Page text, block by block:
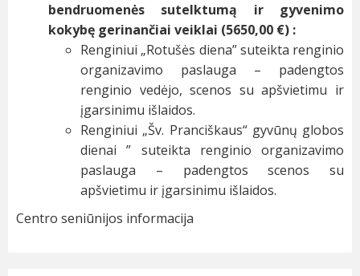
bendruomenės sutelktumą ir gyvenimo
kokybę gerinančiai veiklai (5650,00 €) :
Renginiui „Rotušės diena” suteikta renginio
organizavimo paslauga – padengtos
renginio vedėjo, scenos su apšvietimu ir
įgarsinimu išlaidos.
Renginiui „Šv. Pranciškaus“ gyvūnų globos
dienai ” suteikta renginio organizavimo
paslauga – padengtos scenos su
apšvietimu ir įgarsinimu išlaidos.
Centro seniūnijos informacija